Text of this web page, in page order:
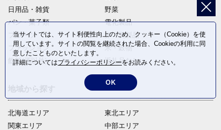
日用品・雑貨
野菜
パン・菓子類
電化製品
フルーツ
卵・乳製品
ファッション
米・穀物
飲料(酒以外)
返礼品なし
北海道エリア
関東エリア
東北エリア
中部エリア
当サイトでは、サイト利便性向上のため、クッキー（Cookie）を使
用しています。サイトの閲覧を継続された場合、Cookieの利用に同
意したことものといたします。
詳細についてはプライバシーポリシーをお読みください。
OK